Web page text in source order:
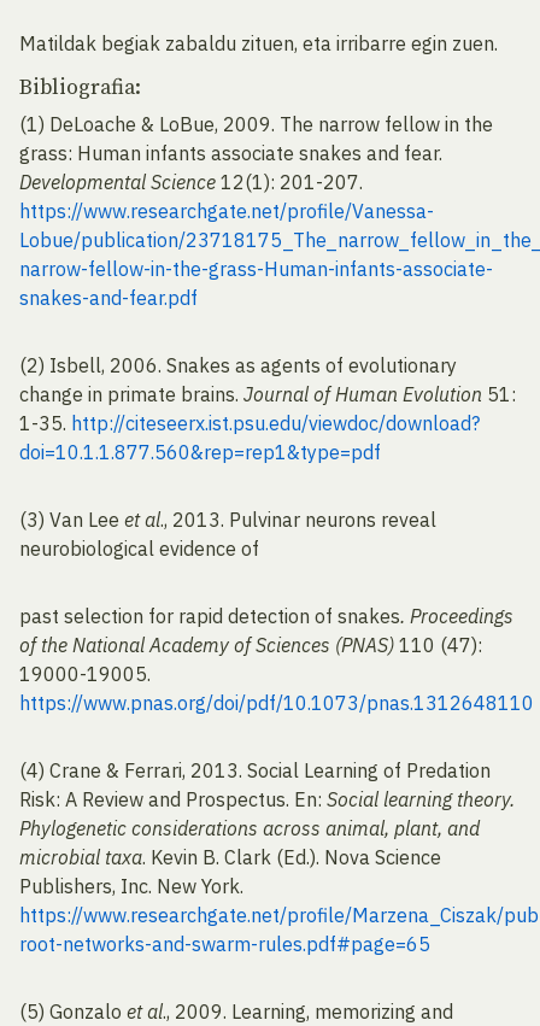
Matildak begiak zabaldu zituen, eta irribarre egin zuen.
Bibliografia:
(1) DeLoache & LoBue, 2009. The narrow fellow in the
grass: Human infants associate snakes and fear.
Developmental Science 12(1): 201-207.
https://www.researchgate.net/profile/Vanessa-
Lobue/publication/
narrow-fellow-in-the-grass-Human-infants-associate-
snakes-and-fear.pdf
(2) Isbell, 2006. Snakes as agents of evolutionary
change in primate brains. Journal of Human Evolution 51:
1-35. http://citeseerx.ist.psu.edu/viewdoc/download?
doi=10.1.1.877.560&rep=rep1&type=pdf
(3) Van Lee et al., 2013. Pulvinar neurons reveal
neurobiological evidence of
past selection for rapid detection of snakes. Proceedings
of the National Academy of Sciences (PNAS) 110 (47):
19000-19005.
https://www.pnas.org/doi/pdf/10.1073/pnas.1312648110
(4) Crane & Ferrari, 2013. Social Learning of Predation
Risk: A Review and Prospectus. En: Social learning theory.
Phylogenetic considerations across animal, plant, and
microbial taxa. Kevin B. Clark (Ed.). Nova Science
Publishers, Inc. New York.
https://www.researchgate.net/profile/Marzena_Ciszak/
root-networks-and-swarm-rules.pdf#page=65
(5) Gonzalo et al., 2009. Learning, memorizing and